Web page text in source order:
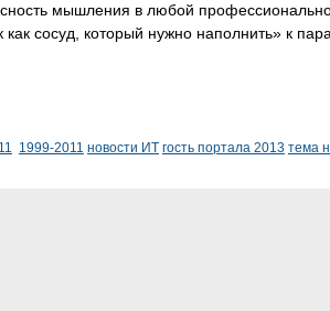
мышления в любой
сосуд, который нужно наполнить» к
1999-2011 новости ИТ гость портала 2013 тема